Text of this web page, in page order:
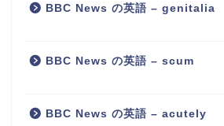
BBC News の英語 – genitalia
BBC News の英語 – scum
BBC News の英語 – acutely